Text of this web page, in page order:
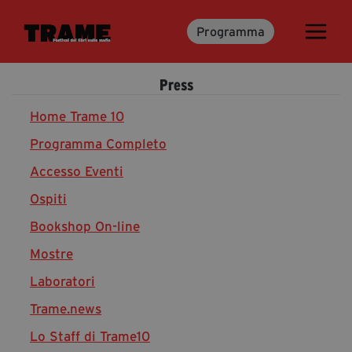
Programma
Trame.15
Libri | Trame.15
Media & Press
News & Kit
Accrediti Stampa | Trame.15
Cartella Stampa
Rassegna Stampa
Partecipa
Press
Home Trame 10
Programma Completo
Accesso Eventi
Ospiti
Bookshop On-line
Mostre
Laboratori
Trame.news
Lo Staff di Trame10